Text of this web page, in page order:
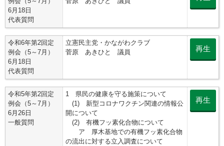
6月18日
代表質問
令和6年第2回定
例会（5～7月）
6月18日
代表質問
立憲民主党・かながわクラブ
菅原 あきひと 議員
再生
令和5年第2回定
例会（5～7月）
6月26日
一般質問
1 県民の健康を守る施策について
(1) 新型コロナワクチン関連の情報公
開について
(2) 有機フッ素化合物について
ア 厚木基地での有機フッ素化合物
の流出に対する立入調査について
再生